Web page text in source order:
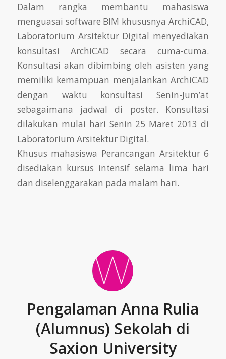
Dalam rangka membantu mahasiswa
menguasai software BIM khususnya ArchiCAD,
Laboratorium Arsitektur Digital menyediakan
konsultasi ArchiCAD secara cuma-cuma.
Konsultasi akan dibimbing oleh asisten yang
memiliki kemampuan menjalankan ArchiCAD
dengan waktu konsultasi Senin-Jum’at
sebagaimana jadwal di poster. Konsultasi
dilakukan mulai hari Senin 25 Maret 2013 di
Laboratorium Arsitektur Digital.
Khusus mahasiswa Perancangan Arsitektur 6
disediakan kursus intensif selama lima hari
dan diselenggarakan pada malam hari.
Pengalaman Anna Rulia
(Alumnus) Sekolah di
Saxion University